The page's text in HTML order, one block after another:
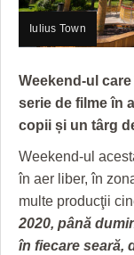
JURNAL DE
GRĂDINA
ZIARISTU’ DE
CU OIŞTEA-
FINANŢĂRI
PE SURSE
CRONICĂ DE
UNDE MERGEM
FILME
CLIPURI
JOCURI
AFACERI
SĂNĂTATE
ACCIDENTE
ANUNŢURI
INFO SI UTILE
CULTURA
INVATAMANT
Iulius Town
Weekend-ul
serie de filme în
copii și un târg
Weekend-ul
în aer liber, în
multe producţii
2020, până
în fiecare seară,